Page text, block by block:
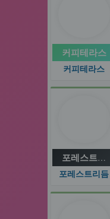
커피테라스
커피테라스
포레스트리듬
포레스트리듬